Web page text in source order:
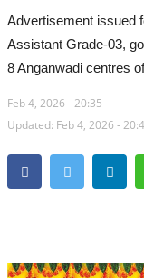
बिलासपुर संभाग
रायपुर संभाग
दुर्ग संभाग
बस्तर संभाग
Advertisement issued
Assistant Grade-03,
8 Anganwadi centres
Feb 4, 2026 - 20:35
Updated: Feb 4, 2026 -